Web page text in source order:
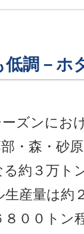
調－ホ
ズンにお
・森・砂
約３万ト
産量は約
００トン